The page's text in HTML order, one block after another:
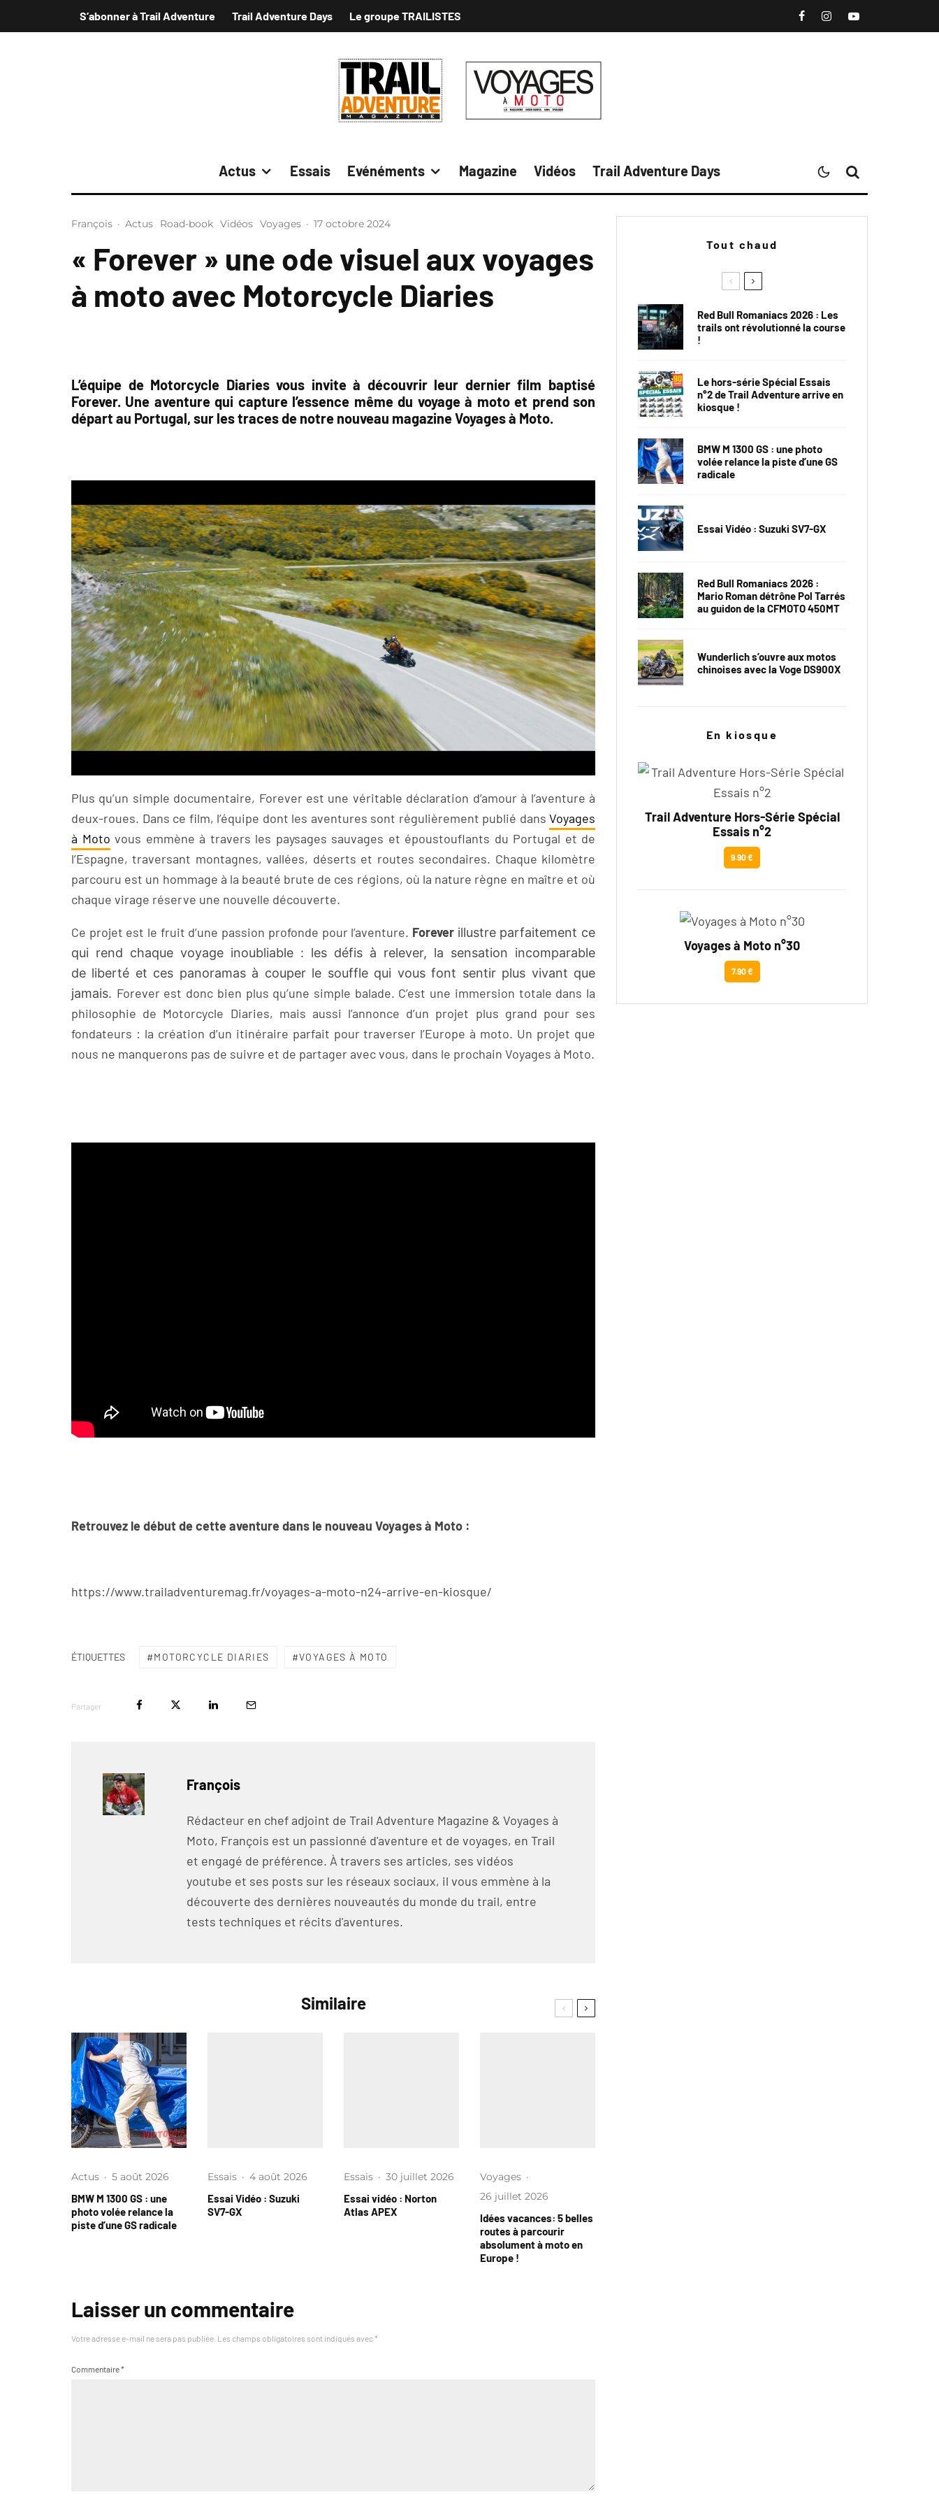
S’abonner à Trail Adventure Trail Adventure Days Le groupe TRAILISTES
Actus Essais Evénéments Magazine Vidéos Trail Adventure Days
François · Actus Road-book Vidéos Voyages · 17 octobre 2024
« Forever » une ode visuel aux voyages
à moto avec Motorcycle Diaries
L’équipe de Motorcycle Diaries vous invite à découvrir leur dernier film baptisé
Forever. Une aventure qui capture l’essence même du voyage à moto et prend son
départ au Portugal, sur les traces de notre nouveau magazine Voyages à Moto.
Plus qu’un simple documentaire, Forever est une véritable déclaration d’amour à l’aventure à
deux-roues. Dans ce film, l’équipe dont les aventures sont régulièrement publié dans Voyages
à Moto vous emmène à travers les paysages sauvages et époustouflants du Portugal et de
l’Espagne, traversant montagnes, vallées, déserts et routes secondaires. Chaque kilomètre
parcouru est un hommage à la beauté brute de ces régions, où la nature règne en maître et où
chaque virage réserve une nouvelle découverte.
Ce projet est le fruit d’une passion profonde pour l’aventure. Forever illustre parfaitement ce
qui rend chaque voyage inoubliable : les défis à relever, la sensation incomparable
de liberté et ces panoramas à couper le souffle qui vous font sentir plus vivant que
jamais. Forever est donc bien plus qu’une simple balade. C’est une immersion totale dans la
philosophie de Motorcycle Diaries, mais aussi l’annonce d’un projet plus grand pour ses
fondateurs : la création d’un itinéraire parfait pour traverser l’Europe à moto. Un projet que
nous ne manquerons pas de suivre et de partager avec vous, dans le prochain Voyages à Moto.
Retrouvez le début de cette aventure dans le nouveau Voyages à Moto :
https://www.trailadventuremag.fr/voyages-a-moto-n24-arrive-en-kiosque/
ÉTIQUETTES MOTORCYCLE DIARIES VOYAGES À MOTO
Partager
François
Rédacteur en chef adjoint de Trail Adventure Magazine & Voyages à
Moto, François est un passionné d'aventure et de voyages, en Trail
et engagé de préférence. À travers ses articles, ses vidéos
youtube et ses posts sur les réseaux sociaux, il vous emmène à la
découverte des dernières nouveautés du monde du trail, entre
tests techniques et récits d'aventures.
Similaire
Actus · 5 août 2026
BMW M 1300 GS : une
photo volée relance la
piste d’une GS radicale
Essais · 4 août 2026
Essai Vidéo : Suzuki
SV7-GX
Essais · 30 juillet 2026
Essai vidéo : Norton
Atlas APEX
Voyages ·
26 juillet 2026
Idées vacances: 5 belles
routes à parcourir
absolument à moto en
Europe !
Laisser un commentaire
Votre adresse e-mail ne sera pas publiée. Les champs obligatoires sont indiqués avec *
Commentaire*
Tout chaud
Red Bull Romaniacs 2026 : Les
trails ont révolutionné la course
!
Le hors-série Spécial Essais
n°2 de Trail Adventure arrive en
kiosque !
BMW M 1300 GS : une photo
volée relance la piste d’une GS
radicale
Essai Vidéo : Suzuki SV7-GX
Red Bull Romaniacs 2026 :
Mario Roman détrône Pol Tarrés
au guidon de la CFMOTO 450MT
Wunderlich s’ouvre aux motos
chinoises avec la Voge DS900X
En kiosque
Trail Adventure Hors-Série Spécial
Essais n°2
9.90 €
Voyages à Moto n°30
7.90 €